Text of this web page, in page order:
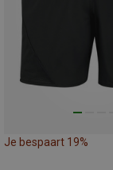
Je bespaart 19%